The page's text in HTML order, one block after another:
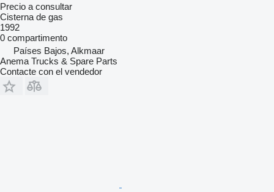
Precio a consultar
Cisterna de gas
1992
0 compartimento
Países Bajos, Alkmaar
Anema Trucks & Spare Parts
Contacte con el vendedor